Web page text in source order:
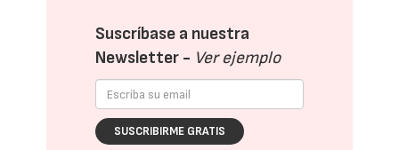
Suscríbase a nuestra
Newsletter - Ver ejemplo
SUSCRIBIRME GRATIS